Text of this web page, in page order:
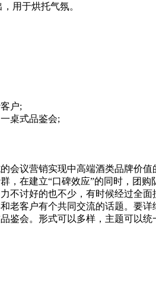
用于烘托气氛。
户;
桌式品鉴会;
议营销实现中高端酒类品牌价
在建立“口碑效应”的同时，团
讨好的也不少，有时候经过全
老客户有个共同交流的话题。要
鉴会。形式可以多样，主题可以